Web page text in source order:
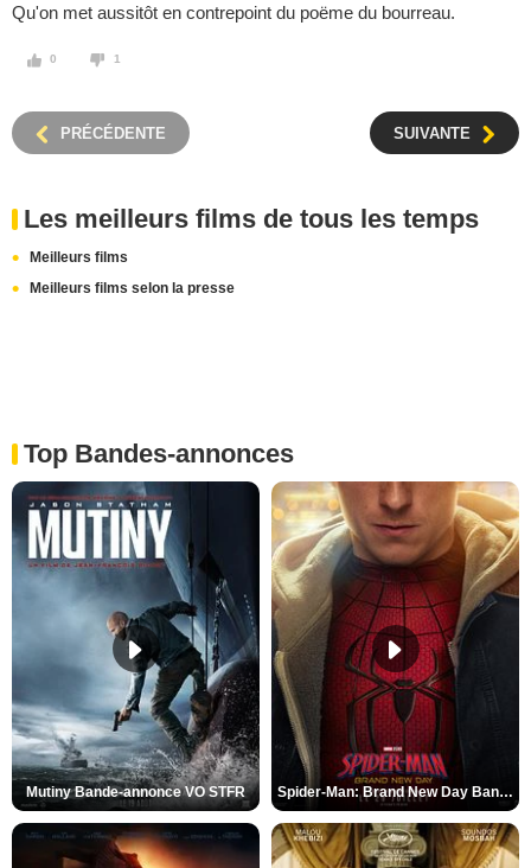
Qu'on met aussitôt en contrepoint du poëme du bourreau.
0 1
PRÉCÉDENTE SUIVANTE
Les meilleurs films de tous les temps
Meilleurs films
Meilleurs films selon la presse
Top Bandes-annonces
Mutiny Bande-annonce VO STFR Spider-Man: Brand New Day Bande-annonce VO STFR